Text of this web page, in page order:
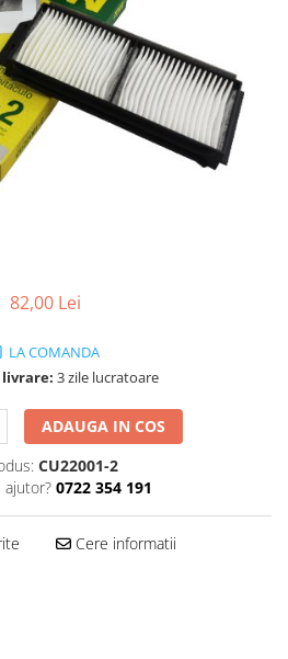
82,00 Lei
LA COMANDA
3 zile lucratoare
ADAUGA IN COS
CU22001-2
ajutor? 0722 354 191
Cere informatii